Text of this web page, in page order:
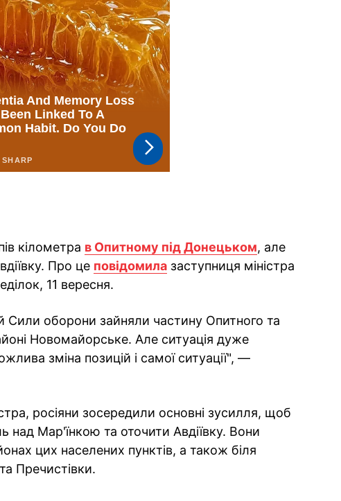
кілометра в Опитному під Донецьком, але
Про це повідомила заступниця міністра
11 вересня.
Сили оборони зайняли частину Опитного та
Новомайорське. Але ситуація дуже
зміна позицій і самої ситуації", —
росіяни зосередили основні зусилля, щоб
над Мар'їнкою та оточити Авдіївку. Вони
цих населених пунктів, а також біля
Пречистівки.